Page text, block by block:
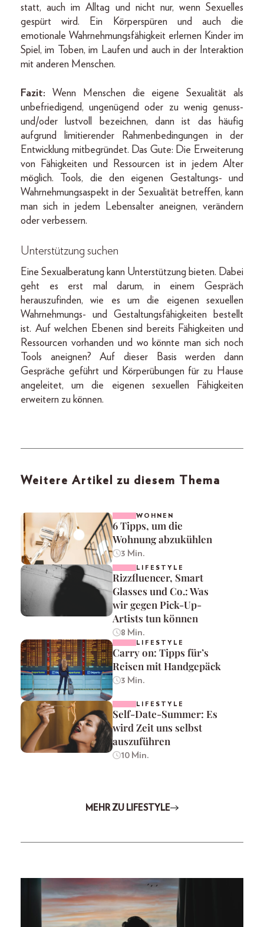
statt, auch im Alltag und nicht nur, wenn Sexuelles
gespürt wird. Ein Körperspüren und auch die
emotionale Wahrnehmungsfähigkeit erlernen Kinder im
Spiel, im Toben, im Laufen und auch in der Interaktion
mit anderen Menschen.
Fazit: Wenn Menschen die eigene Sexualität als
unbefriedigend, ungenügend oder zu wenig genuss-
und/oder lustvoll bezeichnen, dann ist das häufig
aufgrund limitierender Rahmenbedingungen in der
Entwicklung mitbegründet. Das Gute: Die Erweiterung
von Fähigkeiten und Ressourcen ist in jedem Alter
möglich. Tools, die den eigenen Gestaltungs- und
Wahrnehmungsaspekt in der Sexualität betreffen, kann
man sich in jedem Lebensalter aneignen, verändern
oder verbessern.
Unterstützung suchen
Eine Sexualberatung kann Unterstützung bieten. Dabei
geht es erst mal darum, in einem Gespräch
herauszufinden, wie es um die eigenen sexuellen
Wahrnehmungs- und Gestaltungsfähigkeiten bestellt
ist. Auf welchen Ebenen sind bereits Fähigkeiten und
Ressourcen vorhanden und wo könnte man sich noch
Tools aneignen? Auf dieser Basis werden dann
Gespräche geführt und Körperübungen für zu Hause
angeleitet, um die eigenen sexuellen Fähigkeiten
erweitern zu können.
Weitere Artikel zu diesem Thema
WOHNEN
6 Tipps, um die
Wohnung abzukühlen
3 Min.
LIFESTYLE
Rizzfluencer, Smart
Glasses und Co.: Was
wir gegen Pick-Up-
Artists tun können
8 Min.
LIFESTYLE
Carry on: Tipps für’s
Reisen mit Handgepäck
3 Min.
LIFESTYLE
Self-Date-Summer: Es
wird Zeit uns selbst
auszuführen
10 Min.
MEHR ZU LIFESTYLE